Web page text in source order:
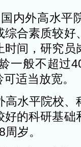
内外高水平
合素质较好
间，研究员
一般不超过
适当放宽。
高水平院校
的科研基础
岁。